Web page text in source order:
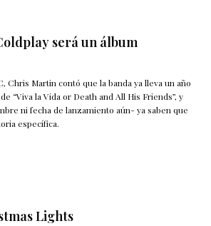
será un álbum
Chris Martin contó que la banda ya lleva un año
“Viva la Vida or Death and All His Friends”, y
ni fecha de lanzamiento aún- ya saben que
específica.
Lights